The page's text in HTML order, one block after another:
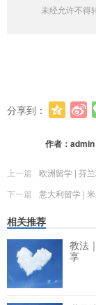
未经允许不得
分享到：
作者： admin
上一篇
欧洲留学 | 芬
下一篇
意大利留学 |
相关推荐
教法
享